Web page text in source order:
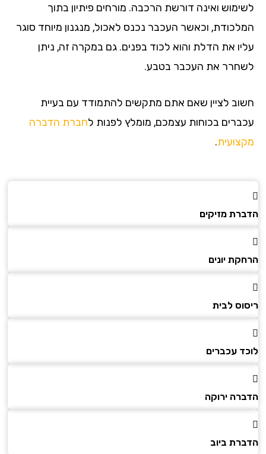
לשימוש ואינה דורשת הרכבה. מורחים פיתיון בתוך
המלכודת, וכאשר העכבר נכנס לאכול, מנגנון מיוחד סוגר
עליו את הדלת והוא לכוד בפנים. גם במקרה זה, ניתן
לשחרר את העכבר בטבע.
חשוב לציין שאם אתם מתקשים להתמודד עם בעיית
עכברים בכוחות עצמכם, מומלץ לפנות לחברת הדברה
מקצועית.
הדברת מזיקים
הרחקת יונים
ריסוס לבית
לוכד עכברים
הדברה ירוקה
הדברת ביוב